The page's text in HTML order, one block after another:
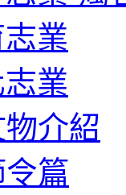
業
業
物介紹
令篇